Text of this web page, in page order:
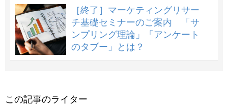
［終了］マーケティングリサー
チ基礎セミナーのご案内 「サ
ンプリング理論」「アンケート
のタブー」とは？
この記事のライター